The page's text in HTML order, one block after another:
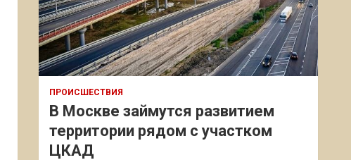
ПРОИСШЕСТВИЯ
В Москве займутся развитием
территории рядом с участком
ЦКАД